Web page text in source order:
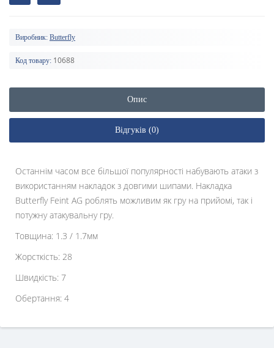
Виробник: Butterfly
Код товару: 10688
Опис
Відгуків (0)
Останнім часом все більшої популярності набувають атаки з
використанням накладок з довгими шипами. Накладка
Butterfly Feint AG роблять можливим як гру на прийомі, так і
потужну атакувальну гру.
Товщина: 1.3 / 1.7мм
Жорсткість: 28
Швидкість: 7
Обертання: 4